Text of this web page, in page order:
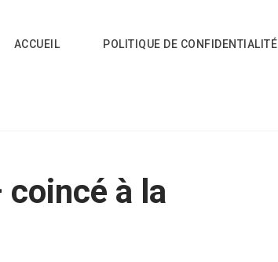
ACCUEIL POLITIQUE DE CONFIDENTIALITÉ
à la